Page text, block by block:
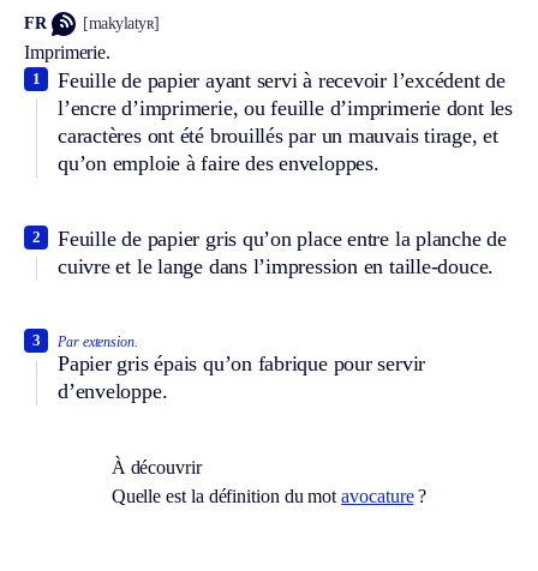
FR [makylatyʀ]
Imprimerie.
Feuille de papier ayant servi à recevoir l’excédent de
l’encre d’imprimerie, ou feuille d’imprimerie dont les
caractères ont été brouillés par un mauvais tirage, et
qu’on emploie à faire des enveloppes.
1
Feuille de papier gris qu’on place entre la planche de
cuivre et le lange dans l’impression en taille-douce.
2
Par extension.
Papier gris épais qu’on fabrique pour servir
d’enveloppe.
3
À découvrir
Quelle est la définition du motavocature?